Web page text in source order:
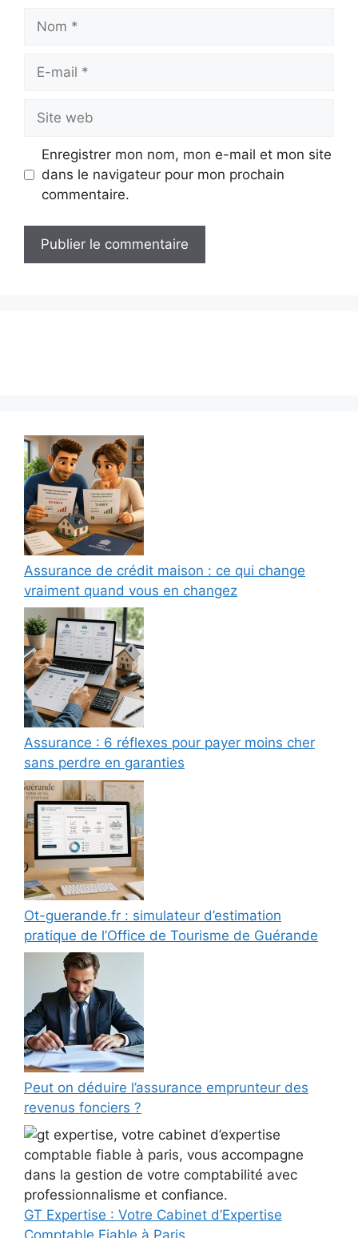
Nom
Site
web
Enregistrer mon nom, mon e-mail et mon site
dans le navigateur pour mon prochain
commentaire.
Assurance de crédit maison : ce qui change
vraiment quand vous en changez
Assurance : 6 réflexes pour payer moins cher
sans perdre en garanties
Ot-guerande.fr : simulateur d’estimation
pratique de l’Office de Tourisme de Guérande
Peut on déduire l’assurance emprunteur des
revenus fonciers ?
GT Expertise : Votre Cabinet d’Expertise
Comptable Fiable à Paris